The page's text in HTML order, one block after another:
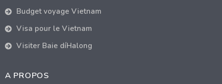
Budget voyage Vietnam
Visa pour le Vietnam
Visiter Baie díHalong
A PROPOS